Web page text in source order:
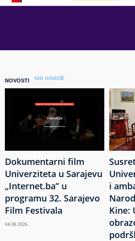
NOVOSTI sve novosti
Dokumentarni film
Univerziteta u Sarajevu
„Internet.ba“ u
programu 32. Sarajevo
Film Festivala
04.08.2026.
i
Kine: